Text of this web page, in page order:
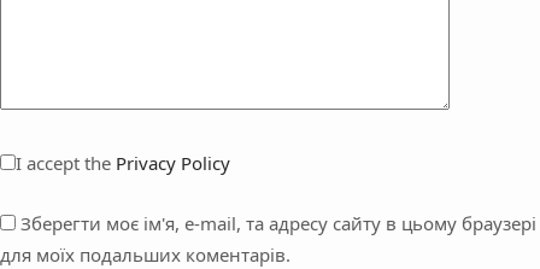
I accept the Privacy Policy
Зберегти моє ім'я, e-mail, та адресу сайту в цьому браузері
для моїх подальших коментарів.